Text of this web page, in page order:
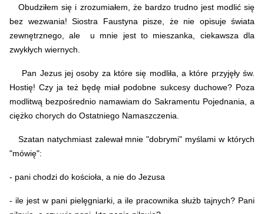
Obudziłem się i zrozumiałem, że bardzo trudno jest modlić się
bez wezwania! Siostra Faustyna pisze, że nie opisuje świata
zewnętrznego, ale u mnie jest to mieszanka, ciekawsza dla
zwykłych wiernych.
Pan Jezus jej osoby za które się modliła, a które przyjęły św.
Hostię! Czy ja też będę miał podobne sukcesy duchowe? Poza
modlitwą bezpośrednio namawiam do Sakramentu Pojednania, a
ciężko chorych do Ostatniego Namaszczenia.
Szatan natychmiast zalewał mnie "dobrymi" myślami w których
"mówię":
- pani chodzi do kościoła, a nie do Jezusa
- ile jest w pani pielęgniarki, a ile pracownika służb tajnych? Pani